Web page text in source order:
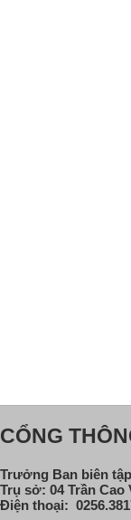
CỔNG
Trưởng Ban biên
Trụ sở: 04 Trần
Điện thoại: